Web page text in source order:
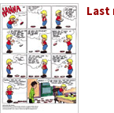
Last